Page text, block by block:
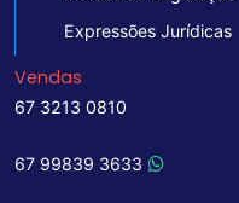
Expressões Jurídicas
Vendas
67 3213 0810
67 99839 3633